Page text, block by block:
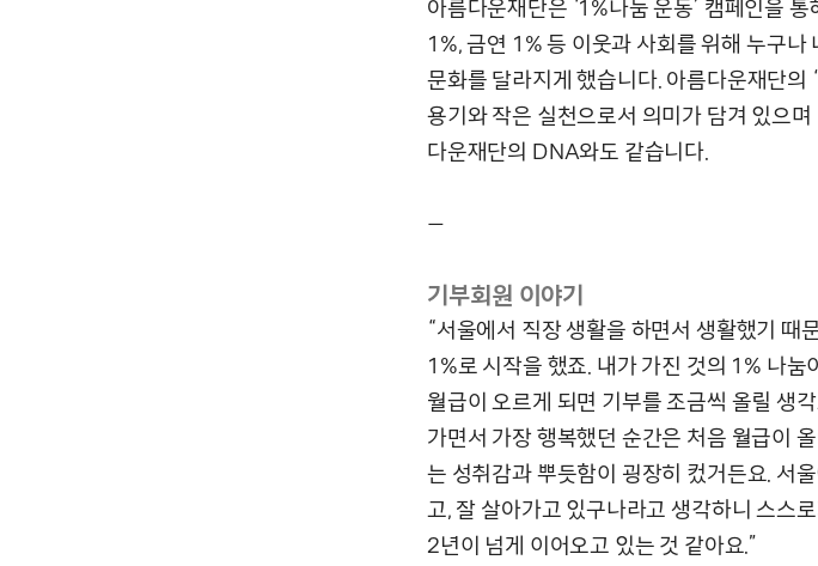
아름다운재단은 ‘1%나눔 운동’ 캠페인을
1%, 금연 1% 등 이웃과 사회를 위해 누구
문화를 달라지게 했습니다. 아름다운재단의
용기와 작은 실천으로서 의미가 담겨 있으
다운재단의 DNA와도 같습니다.
—
기부회원 이야기
“서울에서 직장 생활을 하면서 생활했기 때
1%로 시작을 했죠. 내가 가진 것의 1% 나
월급이 오르게 되면 기부를 조금씩 올릴 생
가면서 가장 행복했던 순간은 처음 월급이
는 성취감과 뿌듯함이 굉장히 컸거든요. 서
고, 잘 살아가고 있구나라고 생각하니 스스
2년이 넘게 이어오고 있는 것 같아요.”